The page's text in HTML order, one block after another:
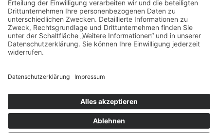
Copyright ©2026 Kotarek. All rights reserved.
Design by KB WebStudio
Vertrag widerrufen